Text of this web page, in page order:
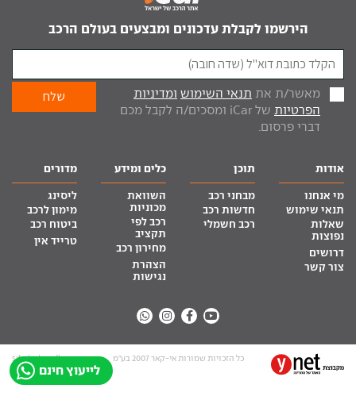
לייעוץ חינם
הירשמו לקבלת עדכונים ומבצעים בעולם הרכב
מאשר/ת את תנאי השימוש ומדיניות
הפרטיות
של iCar ומסכים/ה לקבל מכם
דברי פרסום.
אודות
מי אנחנו
תנאי שימוש
שאלות
נפוצות
דרושים
צור קשר
תוכן
מבחני רכב
חדשות רכב
רכב חשמלי
כלים ומידע
השוואת
מכוניות
רכב לפי
תקציב
מחירון רכב
הצהרת
נגישות
מדורים
ליסינג
מימון לרכב
ביטוח רכב
טרייד אין
כל הזכויות שמורות אי-קאר 2007 בע”מ site by tq.soft